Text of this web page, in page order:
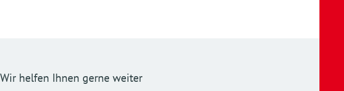
Wir helfen Ihnen gerne weiter